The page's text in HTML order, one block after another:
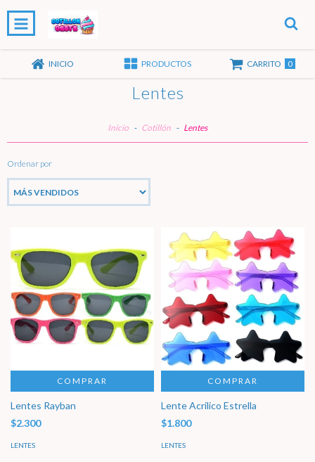
INICIO PRODUCTOS CARRITO 0
Lentes
Inicio - Cotillón - Lentes
Ordenar por
COMPRAR
Lentes Rayban
$2.300
LENTES
COMPRAR
Lente Acrilico Estrella
$1.800
LENTES